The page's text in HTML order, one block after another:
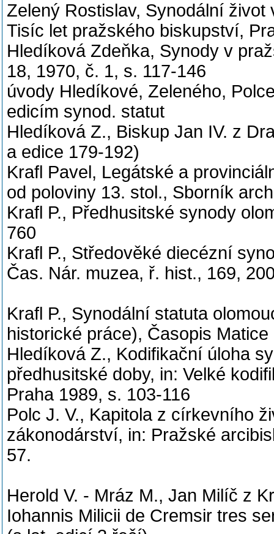
Zelený Rostislav, Synodální
Tisíc let pražského biskupství,
Hledíková Zdeňka, Synody v
18, 1970, č. 1, s. 117-146
úvody Hledíkové, Zeleného,
edicím synod. statut
Hledíková Z., Biskup Jan IV. z
a edice 179-192)
Krafl Pavel, Legátské a
od poloviny 13. stol., Sborník
Krafl P., Předhusitské synody
760
Krafl P., Středověké diecézní
Čas. Nár. muzea, ř. hist., 169,
Krafl P., Synodální statuta
historické práce), Časopis
Hledíková Z., Kodifikační úloha
předhusitské doby, in: Velké
Praha 1989, s. 103-116
Polc J. V., Kapitola z církevního
zákonodárství, in: Pražské
57.
Herold V. - Mráz M., Jan Milíč z
Iohannis Milicii de Cremsir tres